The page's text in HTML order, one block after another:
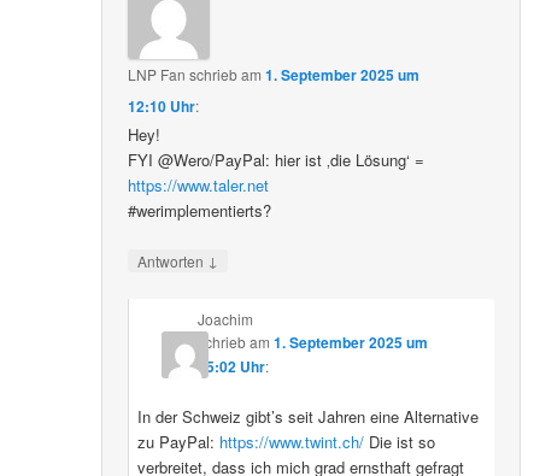
LNP Fan schriebam1. September 2025 um
12:10 Uhr:
Hey!
FYI @Wero/PayPal: hier ist ‚die Lösung‘ =
https://www.taler.net
#werimplementierts?
Antworten ↓
Joachim
schriebam 1. September 2025 um
15:02 Uhr:
In der Schweiz gibt’s seit Jahren eine Alternative
zu PayPal: https://www.twint.ch/Die ist so
verbreitet, dass ich mich grad ernsthaft gefragt